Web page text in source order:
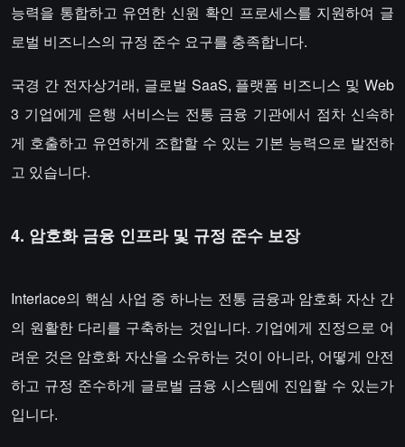
능력을 통합하고 유연한 신원 확인 프로세스를 지원하여 글
로벌 비즈니스의 규정 준수 요구를 충족합니다.
국경 간 전자상거래, 글로벌 SaaS, 플랫폼 비즈니스 및 Web
3 기업에게 은행 서비스는 전통 금융 기관에서 점차 신속하
게 호출하고 유연하게 조합할 수 있는 기본 능력으로 발전하
고 있습니다.
4. 암호화 금융 인프라 및 규정 준수 보장
Interlace의 핵심 사업 중 하나는 전통 금융과 암호화 자산 간
의 원활한 다리를 구축하는 것입니다. 기업에게 진정으로 어
려운 것은 암호화 자산을 소유하는 것이 아니라, 어떻게 안전
하고 규정 준수하게 글로벌 금융 시스템에 진입할 수 있는가
입니다.